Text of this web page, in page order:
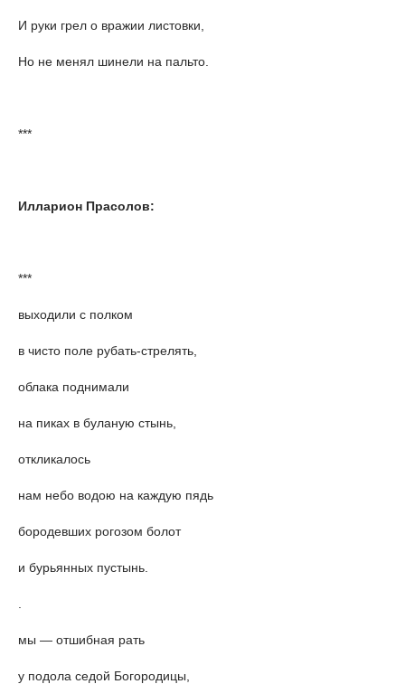
И руки грел о вражии листовки,
Но не менял шинели на пальто.
***
Илларион Прасолов:
***
выходили с полком
в чисто поле рубать-стрелять,
облака поднимали
на пиках в буланую стынь,
откликалось
нам небо водою на каждую пядь
бородевших рогозом болот
и бурьянных пустынь.
мы — отшибная рать
у подола седой Богородицы,